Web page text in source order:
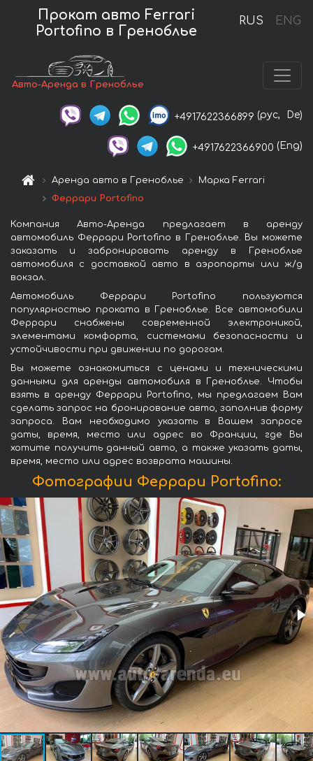
RUS ENG
Прокат авто Ferrari
Portofino в Греноблье
Авто-Аренда в Греноблье
+4917622366899 (рус, De)
+4917622366900 (Eng)
Аренда авто в Греноблье
Марка Ferrari
Феррари Portofino
Компания Авто-Аренда предлагает в аренду
автомобиль Феррари Portofino в Греноблье. Вы можете
заказать и забронировать аренду в Греноблье
автомобиля с доставкой авто в аэропорты или ж/д
вокзал.
Автомобиль Феррари Portofino пользуются
популярностью проката в Греноблье. Все автомобили
Феррари снабжены современной электроникой,
элементами комфорта, системами безопасности и
устойчивости при движении по дорогам.
Вы можете ознакомиться с ценами и техническими
данными для аренды автомобиля в Греноблье. Чтобы
взять в аренду Феррари Portofino, мы предлагаем Вам
сделать запрос на бронирование авто, заполнив форму
запроса. Вам необходимо указать в Вашем запросе
даты, время, место или адрес во Франции, где Вы
хотите получить данный авто, а также указать даты,
время, место или адрес возврата машины.
Фотографии Феррари Portofino: